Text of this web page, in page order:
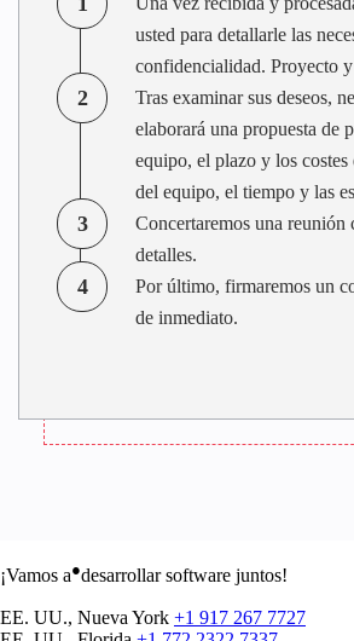
usted para detallarle las
confidencialidad. Proyecto
2
Tras examinar sus deseos,
elaborará una propuesta de
equipo, el plazo y los
del equipo, el tiempo y las
3
Concertaremos una reunión
detalles.
4
Por último, firmaremos un
de inmediato.
¡Vamos a●desarrollar software juntos!
EE. UU., Nueva York +1 917 267 7727